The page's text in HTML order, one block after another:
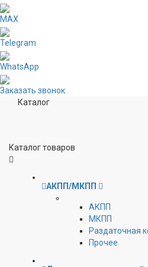
MAX
Telegram
WhatsApp
Заказать звонок
Каталог
Каталог товаров
АКПП/МКПП
АКПП
МКПП
Раздаточная
Прочее